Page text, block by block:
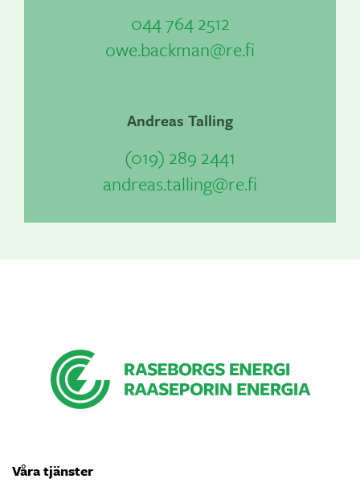
044 764 2512
owe.backman@re.fi
Andreas Talling
(019) 289 2441
andreas.talling@re.fi
Våra tjänster